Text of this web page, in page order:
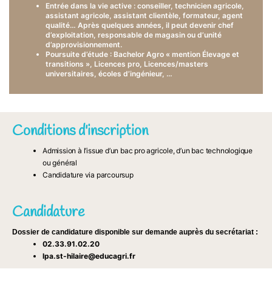
Entrée dans la vie active : conseiller, technicien agricole,
assistant agricole, assistant clientèle, formateur, agent
qualité… Après quelques années, il peut devenir chef
d’exploitation, responsable de magasin ou d’unité
d’approvisionnement.
Poursuite d’étude : Bachelor Agro « mention Élevage et
transitions », Licences pro, Licences/masters
universitaires, écoles d’ingénieur, …
Conditions d'inscription
Admission à l’issue d’un bac pro agricole, d’un bac technologique
ou général
Candidature via parcoursup
Candidature
Dossier de candidature disponible sur demande auprès du secrétariat :
02.33.91.02.20
lpa.st-hilaire@educagri.fr